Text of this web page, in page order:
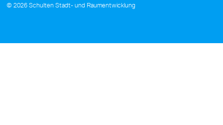
© 2026 Schulten Stadt- und Raumentwicklung